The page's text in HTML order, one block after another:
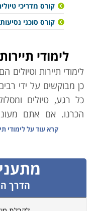
קורס מדריכי
קורס סוכני נסיעות
לימודי
לימודי תיירות
כן מבוקשים על ידי
כל רגע, טיולים
הכרנו. אם אתם
שונים ומרתקים
לכם את כל הכלים
נכונה, מתאימה
הסיורים והטיולים.
קרא עוד עללימודי
הדרך